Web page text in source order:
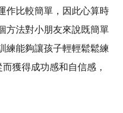
作比較簡單，因此心算時
方法對小朋友來說既簡單
練能夠讓孩子輕輕鬆鬆練
獲得成功感和自信感，